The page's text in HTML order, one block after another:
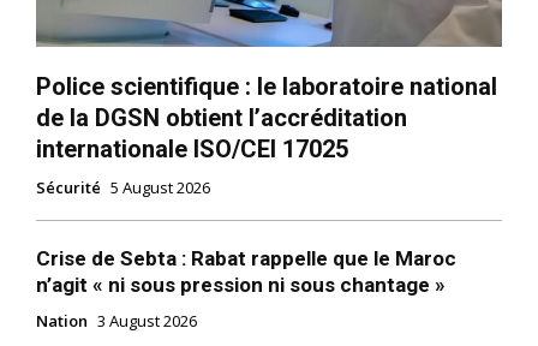
Police scientifique : le laboratoire national
de la DGSN obtient l’accréditation
internationale ISO/CEI 17025
Sécurité 5 August 2026
Crise de Sebta : Rabat rappelle que le Maroc
n’agit « ni sous pression ni sous chantage »
Nation 3 August 2026